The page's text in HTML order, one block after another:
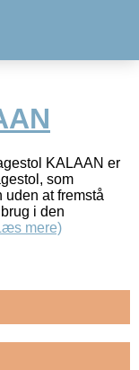
KALAAN er
som
at fremstå
i den
mere)